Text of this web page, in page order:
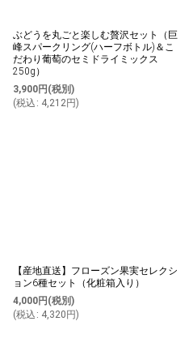
ぶどうを丸ごと楽しむ贅沢セット（巨
峰スパークリング(ハーフボトル)＆こ
だわり葡萄のセミドライミックス
250g）
3,900円 (税別)
(税込 : 4,212円)
【産地直送】フローズン果実セレクシ
ョン6種セット（化粧箱入り）
4,000円 (税別)
(税込 : 4,320 円)